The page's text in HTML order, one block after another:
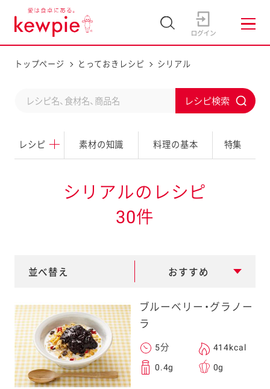
トップページ とっておきレシピ シリアル
レシピ 素材の知識 料理の基本 特集
d
r
c
h
b
シリアルのレシピ
30件
並べ替え おすすめ
ブルーベリー・グラノー
ラ
5分 414kcal
0.4g 0g